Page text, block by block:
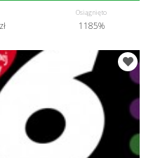
Osiągnięto
1185%